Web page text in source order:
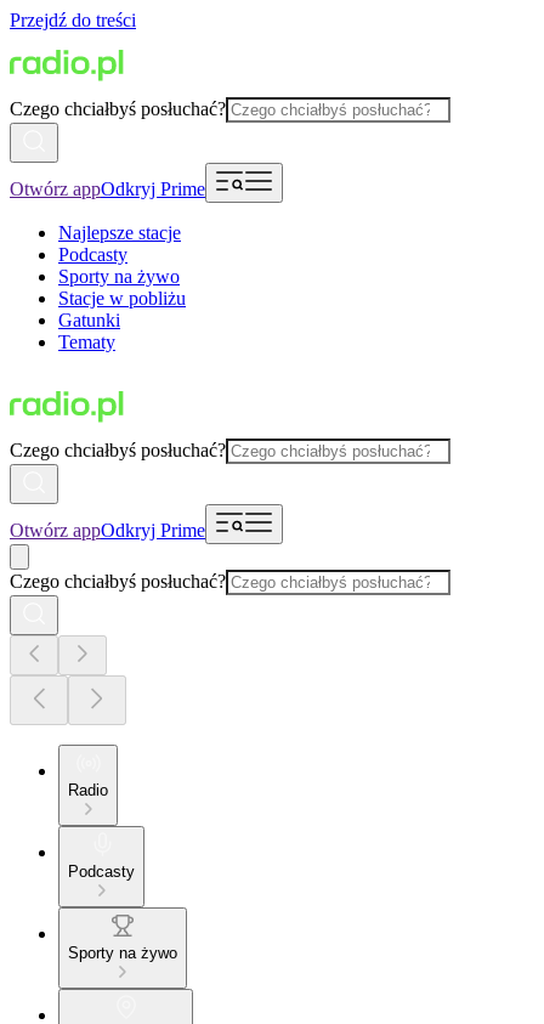
Przejdź do treści
Czego chciałbyś posłuchać?
Otwórz appOdkryj Prime
Najlepsze stacje
Podcasty
Sporty na żywo
Stacje w pobliżu
Gatunki
Tematy
Czego chciałbyś posłuchać?
Otwórz appOdkryj Prime
Czego chciałbyś posłuchać?
Radio
Podcasty
Sporty na żywo